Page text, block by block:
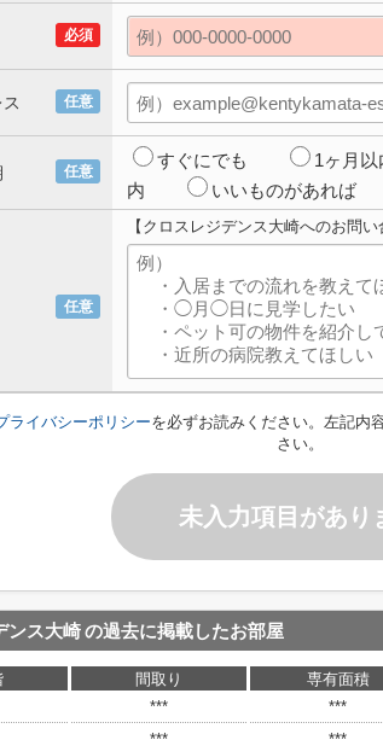
必須
任意
任意
すぐにでも 1ヶ月以
内
いいものがあれば
任意
【クロスレジデンス大崎へのお問い
ライバシーポリシーを必ずお読みください。左記内
さい。
未入力項目があり
ンス大崎の過去に掲載したお部屋
間取り 専有面積
*** ***